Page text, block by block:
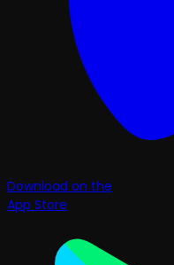
Download on the
App Store